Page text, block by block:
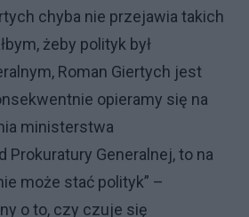
chyba nie przejawia takich
żeby polityk był
Roman Giertych jest
opieramy się na
ministerstwa
Generalnej, to na
może stać polityk” –
o to, czy czuje się